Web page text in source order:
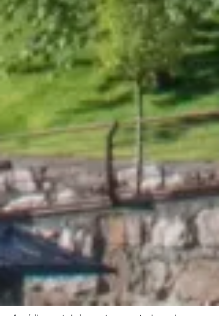
Grup Nòrdic
El teu Hotel a El Tarter,
a peu de pistes!
Benvinguts a l'Hotel Nòrdic, un refugi
d'elegància alpina situat a peu de pistes, al cor de
Grandvalira, Andorra. Un hotel de 4 estrelles
concebut per a aquells que valoren el confort, la
calidesa dels detalls i el privilegi d'estar envoltats
de natura en la seva màxima expressió.